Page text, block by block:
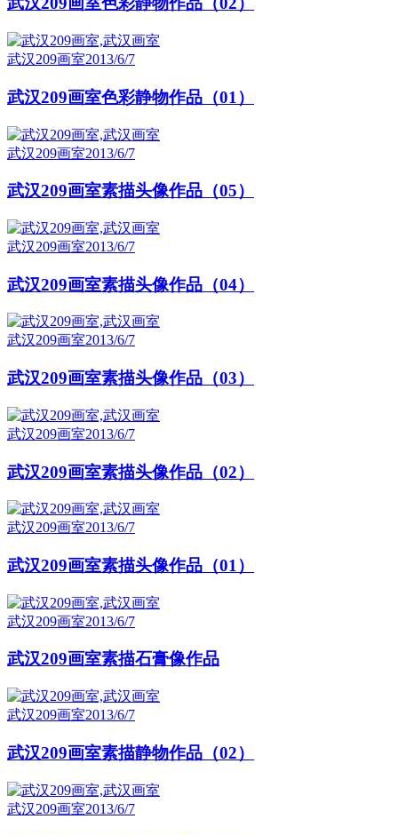
武汉209画室2013/6/7
武汉209画室色彩静物作品（01）
武汉209画室2013/6/7
武汉209画室素描头像作品（05）
武汉209画室2013/6/7
武汉209画室素描头像作品（04）
武汉209画室2013/6/7
武汉209画室素描头像作品（03）
武汉209画室2013/6/7
武汉209画室素描头像作品（02）
武汉209画室2013/6/7
武汉209画室素描头像作品（01）
武汉209画室2013/6/7
武汉209画室素描石膏像作品
武汉209画室2013/6/7
武汉209画室素描静物作品（02）
武汉209画室2013/6/7